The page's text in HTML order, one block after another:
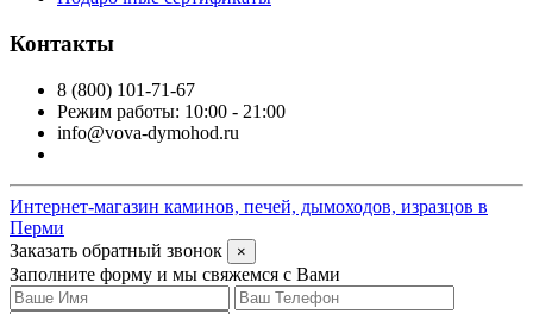
Контакты
8 (800) 101-71-67
Режим работы: 10:00 - 21:00
info@vova-dymohod.ru
Интернет-магазин каминов, печей, дымоходов, изразцов в
Перми
Заказать обратный звонок
×
Заполните форму и мы свяжемся с Вами